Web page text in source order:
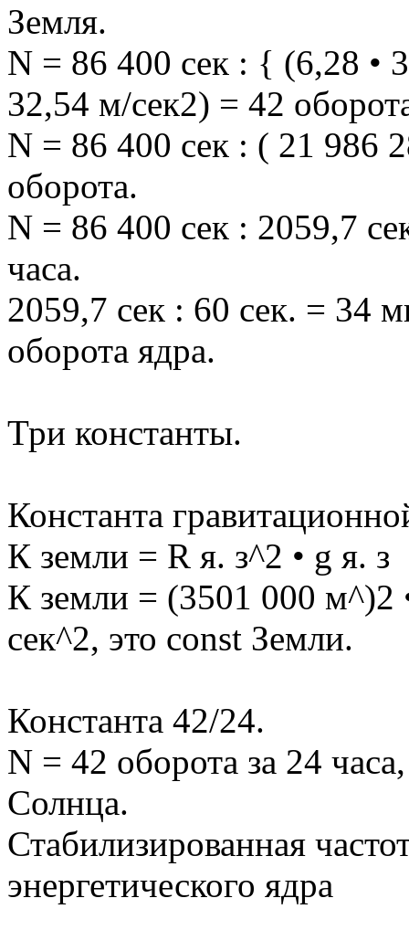
Земля.
N = 86 400 сек : { (6,28 •
32,54 м/сек2) = 42
N = 86 400 сек : ( 21 986
оборота.
N = 86 400 сек : 2059,7
часа.
2059,7 сек : 60 сек. = 34
оборота ядра.
Три константы.
Константа
К земли = R я. з^2 • g я. з
К земли = (3501 000
сек^2, это const Земли.
Константа 42/24.
N = 42 оборота за 24
Солнца.
Стабилизированная
энергетического ядра